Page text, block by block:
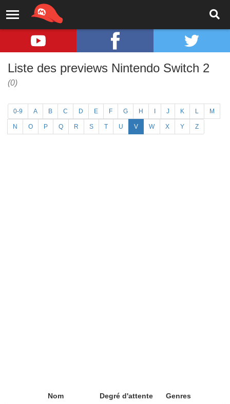
Liste des previews Nintendo Switch 2
(0)
0-9 A B C D E F G H J K L M
N O P Q R S T U V W X Y Z
Nom Degré d'attente Genres